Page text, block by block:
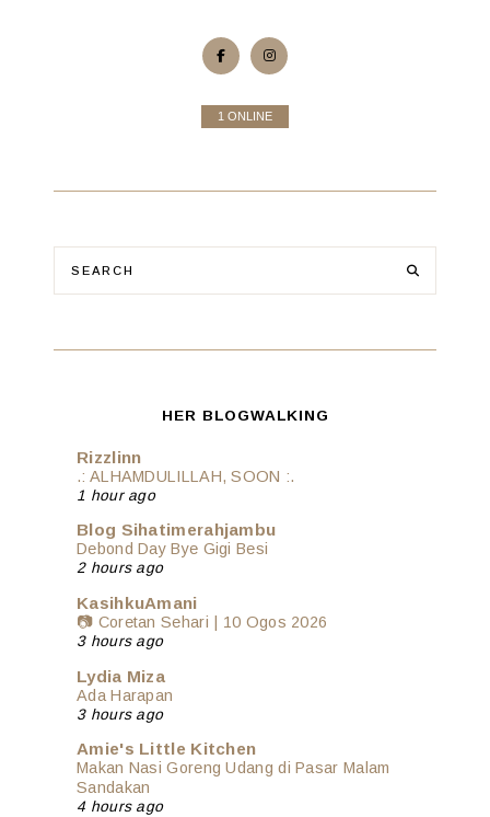
1 ONLINE
HER BLOGWALKING
Rizzlinn
.: ALHAMDULILLAH, SOON :.
1 hour ago
Blog Sihatimerahjambu
Debond Day Bye Gigi Besi
2 hours ago
KasihkuAmani
📷 Coretan Sehari | 10 Ogos 2026
3 hours ago
Lydia Miza
Ada Harapan
3 hours ago
Amie's Little Kitchen
Makan Nasi Goreng Udang di Pasar Malam
Sandakan
4 hours ago